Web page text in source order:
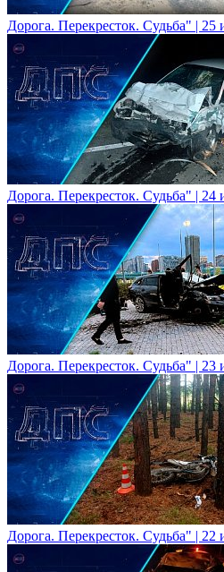
Дорога. Перекресток. Судьба" |
Дорога. Перекресток. Судьба" |
Дорога. Перекресток. Судьба" |
Дорога. Перекресток. Судьба" |